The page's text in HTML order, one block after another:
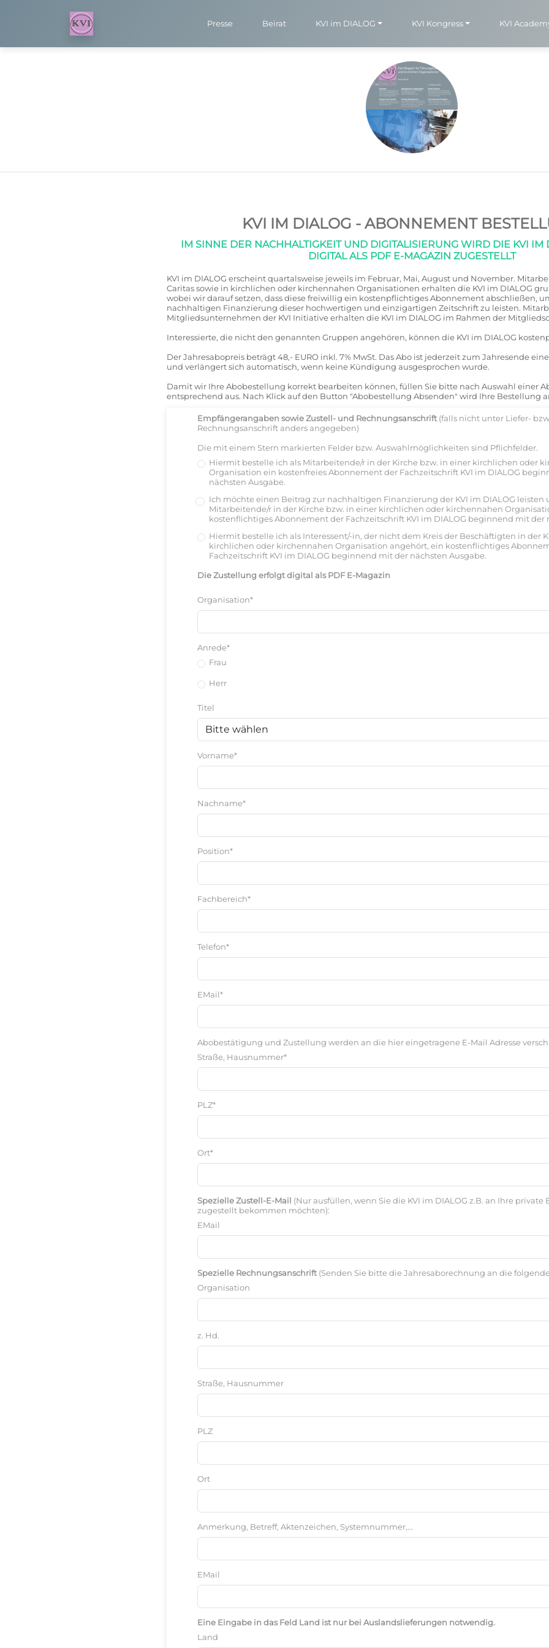
KVI IM DIALOG - ABONNEMENT
IM SINNE DER NACHHALTIGKEIT UND DIGITALISIERUNG WIRD DIE KVI IM
DIGITAL ALS PDF E-MAGAZIN ZUGESTELLT
KVI im DIALOG erscheint quartalsweise jeweils im Februar, Mai, August und November.
Caritas sowie in kirchlichen oder kirchennahen Organisationen erhalten die KVI im DIALOG
wobei wir darauf setzen, dass diese freiwillig ein kostenpflichtiges Abonnement abschließen,
nachhaltigen Finanzierung dieser hochwertigen und einzigartigen Zeitschrift zu leisten.
Mitgliedsunternehmen der KVI Initiative erhalten die KVI im DIALOG im Rahmen der
Interessierte, die nicht den genannten Gruppen angehören, können die KVI im DIALOG
Der Jahresabopreis beträgt 48,- EURO inkl. 7% MwSt. Das Abo ist jederzeit zum Jahresende
und verlängert sich automatisch, wenn keine Kündigung ausgesprochen wurde.
Damit wir Ihre Abobestellung korrekt bearbeiten können, füllen Sie bitte nach Auswahl einer
entsprechend aus. Nach Klick auf den Button "Abobestellung Absenden" wird Ihre Bestellung
Empfängerangaben sowie Zustell- und Rechnungsanschrift(falls nicht unter Liefer-
Rechnungsanschrift anders angegeben)
Die mit einem Stern markierten Felder bzw. Auswahlmöglichkeiten sind Pflichfelder.
Hiermit bestelle ich als Mitarbeitende/r in der Kirche bzw. in einer kirchlichen oder
Organisation ein kostenfreies Abonnement der Fachzeitschrift KVI im DIALOG
nächsten Ausgabe.
Ich möchte einen Beitrag zur nachhaltigen Finanzierung der KVI im DIALOG leisten
Mitarbeitende/r in der Kirche bzw. in einer kirchlichen oder kirchennahen
kostenflichtiges Abonnement der Fachzeitschrift KVI im DIALOG beginnend mit der
Hiermit bestelle ich als Interessent/-in, der nicht dem Kreis der Beschäftigten in der
kirchlichen oder kirchennahen Organisation angehört, ein kostenflichtiges
Fachzeitschrift KVI im DIALOG beginnend mit der nächsten Ausgabe.
Die Zustellung erfolgt digital als PDF E-Magazin
Organisation*
Anrede*
Frau
Herr
Titel
Vorname*
Nachname*
Position*
Fachbereich*
Telefon*
EMail*
Abobestätigung und Zustellung werden an die hier eingetragene E-Mail Adresse
Straße, Hausnummer*
PLZ*
Ort*
Spezielle Zustell-E-Mail (Nur ausfüllen, wenn Sie die KVI im DIALOG z.B. an Ihre private
zugestellt bekommen möchten):
EMail
Spezielle Rechnungsanschrift(Senden Sie bitte die Jahresaborechnung an die folgende
Organisation
z. Hd.
Straße, Hausnummer
PLZ
Ort
Anmerkung, Betreff, Aktenzeichen, Systemnummer,...
EMail
Eine Eingabe in das Feld Land ist nur bei Auslandslieferungen notwendig.
Land
Presse Beirat KVI im DIALOG KVI Kongress KVI